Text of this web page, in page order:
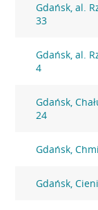
Gdańsk, al.
33
Gdańsk, al.
4
Gdańsk,
24
Gdańsk,
Gdańsk,